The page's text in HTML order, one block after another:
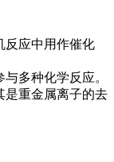
反应中用作催化
多种化学反应。
是重金属离子的去